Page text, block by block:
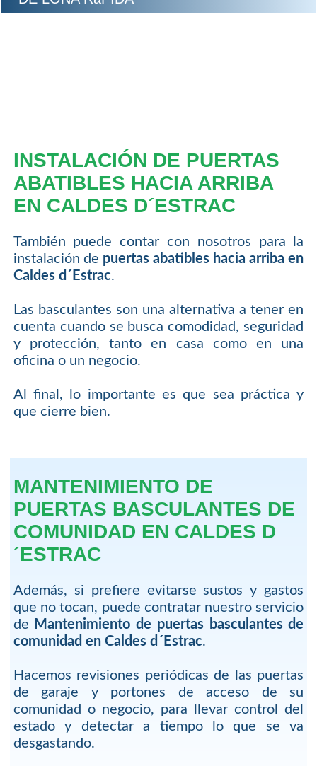
INSTALACIÓN DE PUERTAS
ABATIBLES HACIA ARRIBA
EN CALDES D´ESTRAC
También puede contar con nosotros para la
instalación de puertas abatibles hacia arriba en
Caldes d´Estrac.
Las basculantes son una alternativa a tener en
cuenta cuando se busca comodidad, seguridad
y protección, tanto en casa como en una
oficina o un negocio.
Al final, lo importante es que sea práctica y
que cierre bien.
MANTENIMIENTO DE
PUERTAS BASCULANTES DE
COMUNIDAD EN CALDES D
´ESTRAC
Además, si prefiere evitarse sustos y gastos
que no tocan, puede contratar nuestro servicio
de Mantenimiento de puertas basculantes de
comunidad en Caldes d´Estrac.
Hacemos revisiones periódicas de las puertas
de garaje y portones de acceso de su
comunidad o negocio, para llevar control del
estado y detectar a tiempo lo que se va
desgastando.